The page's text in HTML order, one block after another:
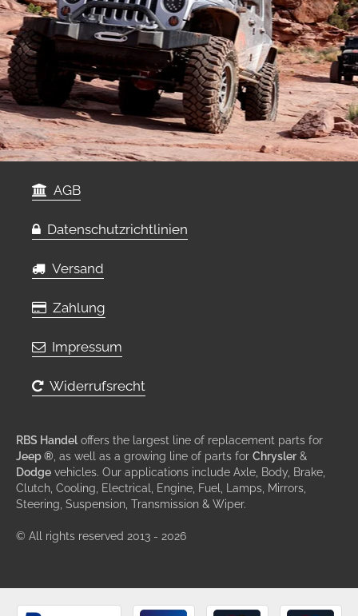
AGB
Datenschutzrichtlinien
Versand
Zahlung
Impressum
Widerrufsrecht
RBS Handel offers the largest line of replacement parts for
Jeep ® , as well as a growing line of parts for Chrysler &
Dodge vehicles. Our applications include Axle, Body, Brake,
Clutch, Cooling, Electrical, Engine, Fuel, Lamps, Mirrors,
Steering, Suspension, Transmission & Wiper.
© All rights reserved 2013 - 2026